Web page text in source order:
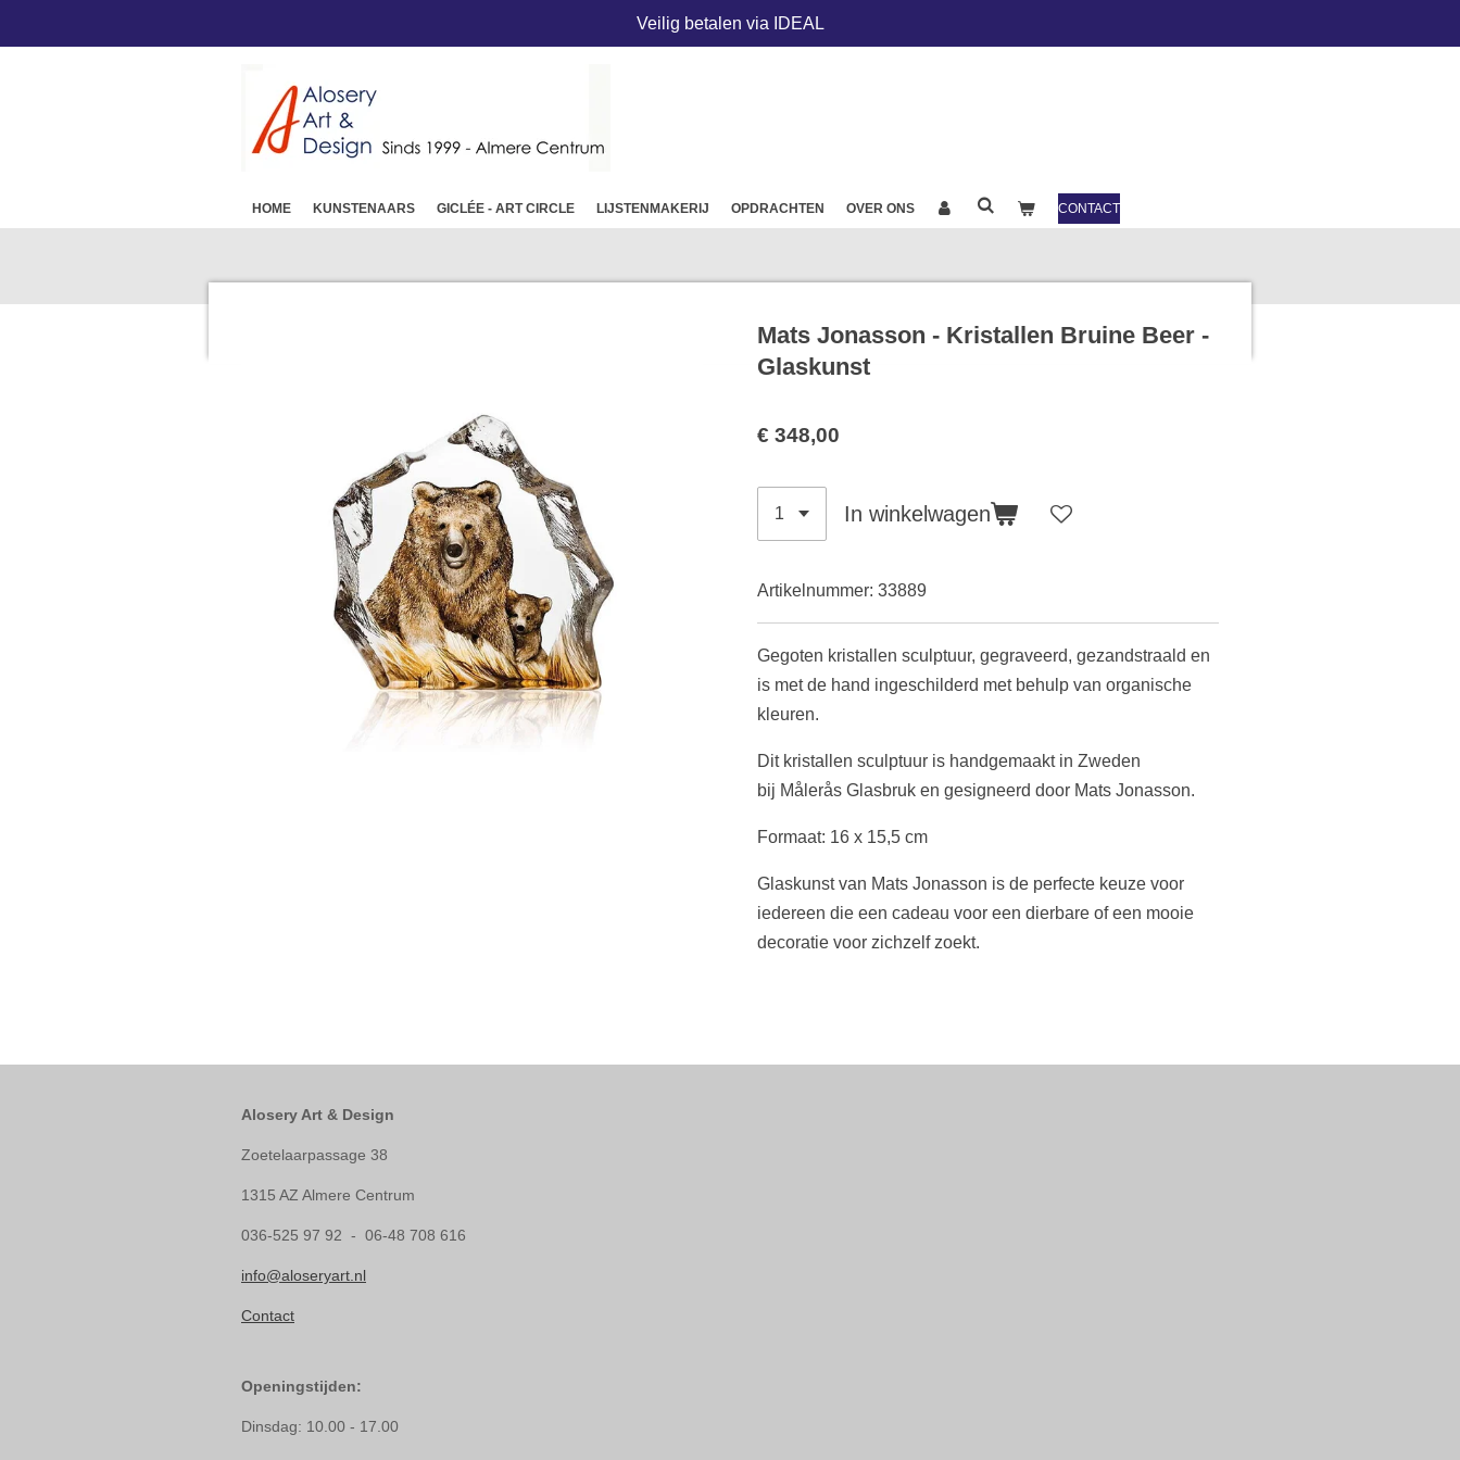
Veilig betalen via IDEAL
HOME KUNSTENAARS GICLÉE - ART CIRCLE LIJSTENMAKERIJ OPDRACHTEN OVER ONS CONTACT
Mats Jonasson - Kristallen Bruine Beer -
Glaskunst
€ 348,00
In winkelwagen
Artikelnummer: 33889
Gegoten kristallen sculptuur, gegraveerd, gezandstraald en
is met de hand ingeschilderd met behulp van organische
kleuren.
Dit kristallen sculptuur is handgemaakt in Zweden
bij Målerås Glasbruk en gesigneerd door Mats Jonasson.
Formaat: 16 x 15,5 cm
Glaskunst van Mats Jonasson is de perfecte keuze voor
iedereen die een cadeau voor een dierbare of een mooie
decoratie voor zichzelf zoekt.
Alosery Art & Design
Zoetelaarpassage 38
1315 AZ Almere Centrum
036-525 97 92 - 06-48 708 616
info@aloseryart.nl
Contact
Openingstijden:
Dinsdag: 10.00 - 17.00